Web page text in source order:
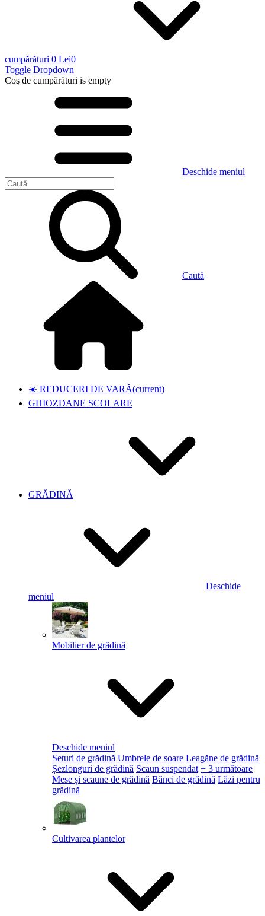
cumpărături 0 Lei0
Toggle Dropdown
Coş de cumpărături is empty
Deschide meniul
Caută
☀️ REDUCERI DE VARĂ(current)
GHIOZDANE SCOLARE
GRĂDINĂ
Deschide
meniul
Mobilier de grădină
Deschide meniul
Seturi de grădină Umbrele de soare Leagăne de grădină
Șezlonguri de grădină Scaun suspendat + 3 următoare
Mese și scaune de grădină Bănci de grădină Lăzi pentru
grădină
Cultivarea plantelor